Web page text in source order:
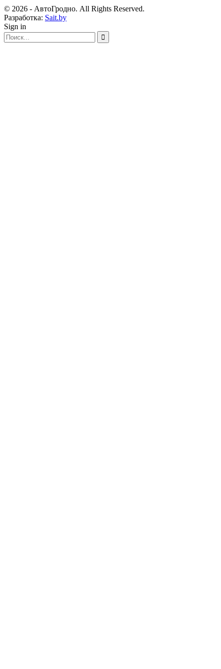
© 2026 - АвтоГродно. All Rights Reserved.
Разработка: Sait.by
Sign in